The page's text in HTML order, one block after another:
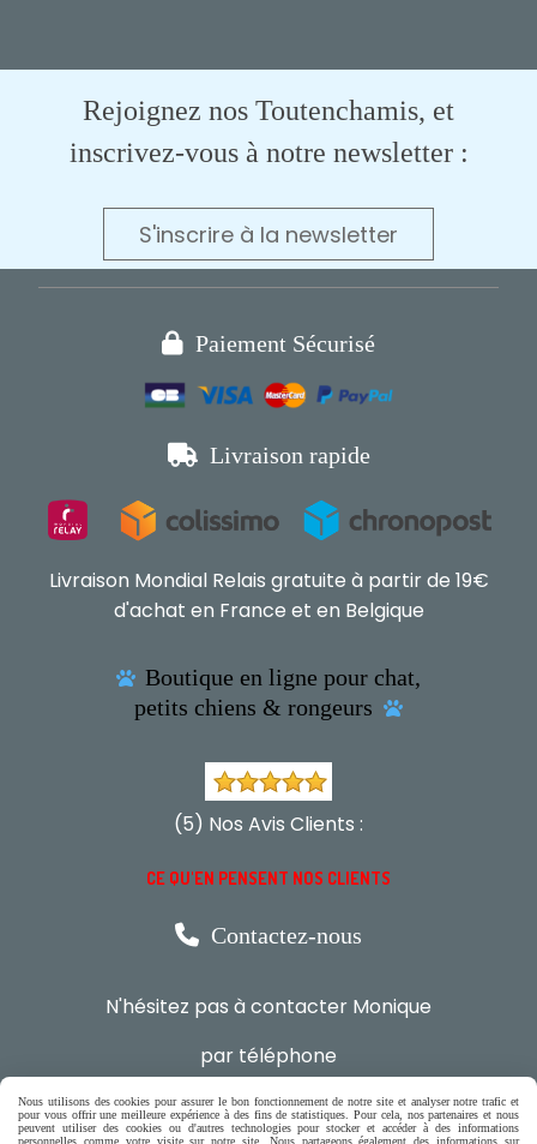
Rejoignez nos Toutenchamis, et
inscrivez-vous à notre newsletter :
S'inscrire à la newsletter
 Paiement Sécurisé
 Livraison rapide
Livraison Mondial Relais gratuite à partir de 19€
d'achat en France et en Belgique
 Boutique en ligne pour chat,
petits chiens & rongeurs

(5) Nos Avis Clients :
CE QU'EN PENSENT NOS CLIENTS
 Contactez-nous
N'hésitez pas à contacter Monique
par téléphone
0618321265
Nous utilisons des cookies pour assurer le bon fonctionnement de notre site et analyser notre trafic et
pour vous offrir une meilleure expérience à des fins de statistiques. Pour cela, nos partenaires et nous
peuvent utiliser des cookies ou d'autres technologies pour stocker et accéder à des informations
personnelles comme votre visite sur notre site. Nous partageons également des informations sur